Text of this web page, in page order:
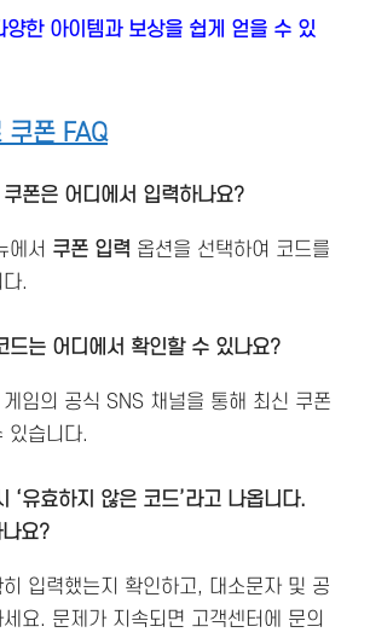
양한 아이템과 보상을 쉽게 얻을 수 있
쿠폰 FAQ
폰은 어디에서 입력하나요?
에서 쿠폰 입력 옵션을 선택하여 코드를
.
드는 어디에서 확인할 수 있나요?
임의 공식 SNS 채널을 통해 최신 쿠폰
있습니다.
‘유효하지 않은 코드’라고 나옵니다.
요?
입력했는지 확인하고, 대소문자 및 공
요. 문제가 지속되면 고객센터에 문의